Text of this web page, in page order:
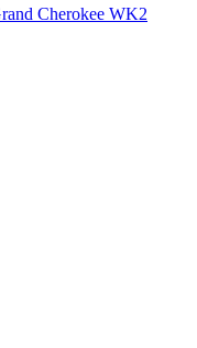
Cherokee WK2